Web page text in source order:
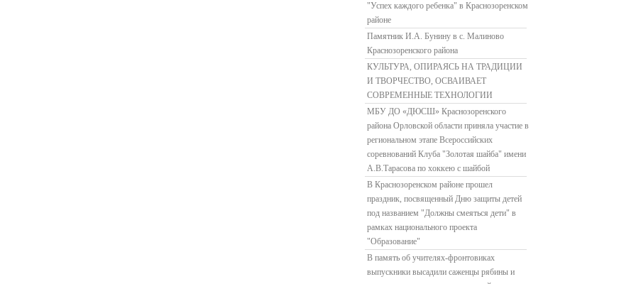
"Успех каждого ребенка" в Краснозоренском
районе
Памятник И.А. Бунину в с. Малиново
Краснозоренского района
КУЛЬТУРА, ОПИРАЯСЬ НА ТРАДИЦИИ
И ТВОРЧЕСТВО, ОСВАИВАЕТ
СОВРЕМЕННЫЕ ТЕХНОЛОГИИ
МБУ ДО «ДЮСШ» Краснозоренского
района Орловской области приняла участие в
региональном этапе Всероссийских
соревнований Клуба "Золотая шайба" имени
А.В.Тарасова по хоккею с шайбой
В Краснозоренском районе прошел
праздник, посвященный Дню защиты детей
под названием "Должны смеяться дети" в
рамках национального проекта
"Образование"
В память об учителях-фронтовиках
выпускники высадили саженцы рябины и